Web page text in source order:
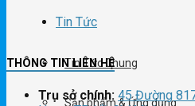
Tin Tức
Tin Tức Chung
Sản phẩm & Ứng dụng
THÔNG TIN LIÊN HỆ
Trụ sở chính: 45 Đường